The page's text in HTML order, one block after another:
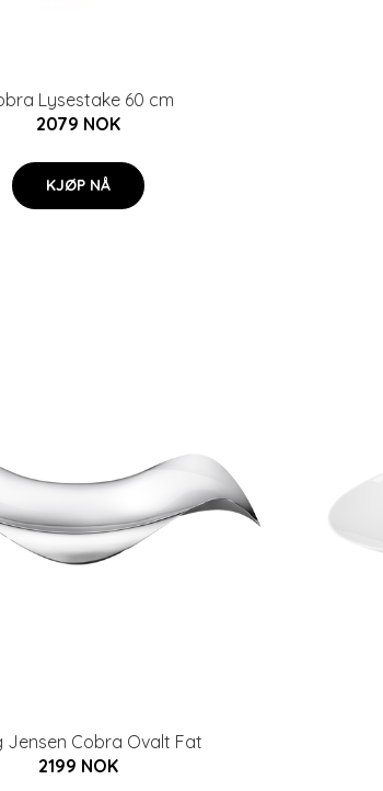
Lysestake 60 cm
2079 NOK
KJØP NÅ
Jensen Cobra Ovalt Fat
2199 NOK